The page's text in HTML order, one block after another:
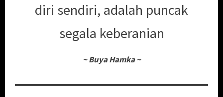
diri sendiri, adalah puncak
segala keberanian
~ Buya Hamka ~